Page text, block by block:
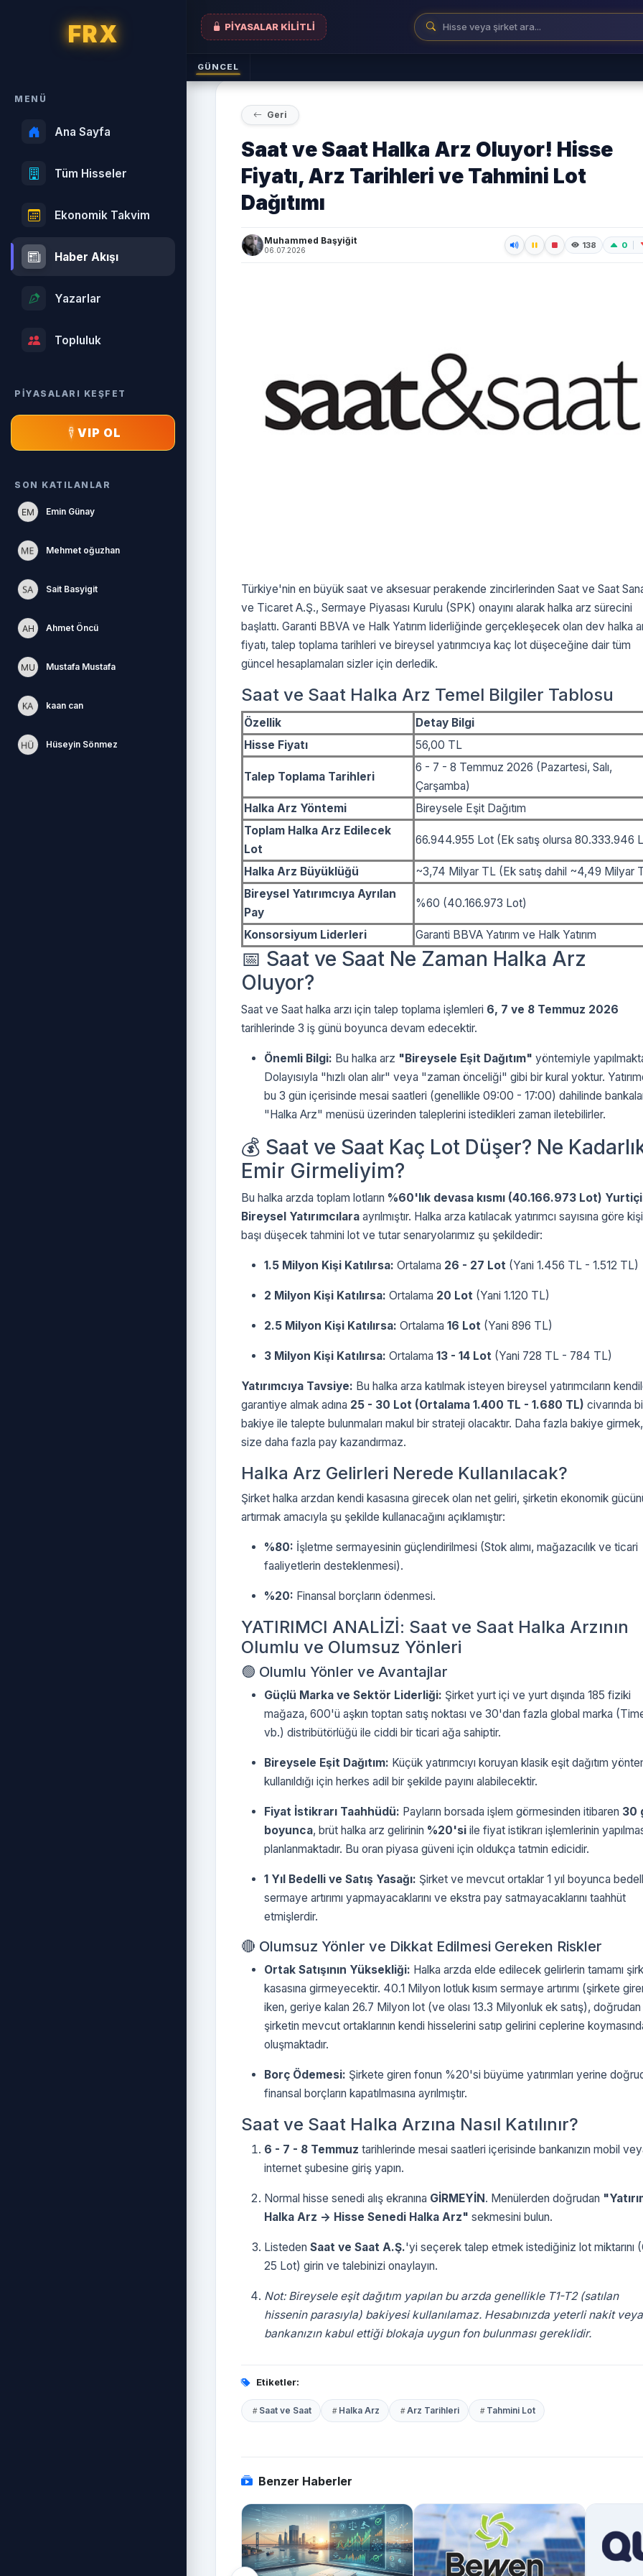
PİYASALAR KİLİTLİ
GÜNCEL
FRX
MENÜ
Ana Sayfa
Tüm Hisseler
Ekonomik Takvim
Haber Akışı
Yazarlar
Topluluk
PİYASALARI KEŞFET
VIP OL
SON KATILANLAR
Emin Günay
Mehmet oğuzhan
Sait Basyigit
Ahmet Öncü
Mustafa Mustafa
kaan can
Hüseyin Sönmez
Geri
Saat ve Saat Halka Arz Oluyor! Hisse
Fiyatı, Arz Tarihleri ve Tahmini Lot
Dağıtımı
Muhammed Başyiğit
06.07.2026 138 0
Türkiye'nin en büyük saat ve aksesuar perakende zincirlerinden Saat ve Saat
ve Ticaret A.Ş., Sermaye Piyasası Kurulu (SPK) onayını alarak halka arz sürecini
başlattı. Garanti BBVA ve Halk Yatırım liderliğinde gerçekleşecek olan dev halka
fiyatı, talep toplama tarihleri ve bireysel yatırımcıya kaç lot düşeceğine dair tüm
güncel hesaplamaları sizler için derledik.
Saat ve Saat Halka Arz Temel Bilgiler Tablosu
Özellik
Detay Bilgi
Hisse Fiyatı
56,00 TL
Talep Toplama Tarihleri
6 - 7 - 8 Temmuz 2026 (Pazartesi, Salı,
Çarşamba)
Halka Arz Yöntemi
Bireysele Eşit Dağıtım
Toplam Halka Arz Edilecek
Lot
66.944.955 Lot (Ek satış olursa 80.333.946
Halka Arz Büyüklüğü
~3,74 Milyar TL (Ek satış dahil ~4,49 Milyar
Bireysel Yatırımcıya Ayrılan
Pay
%60 (40.166.973 Lot)
Konsorsiyum Liderleri Garanti BBVA Yatırım ve Halk Yatırım
📅 Saat ve Saat Ne Zaman Halka Arz
Oluyor?
Saat ve Saat halka arzı için talep toplama işlemleri 6, 7 ve 8 Temmuz 2026
tarihlerinde 3 iş günü boyunca devam edecektir.
Önemli Bilgi: Bu halka arz "Bireysele Eşit Dağıtım" yöntemiyle
Dolayısıyla "hızlı olan alır" veya "zaman önceliği" gibi bir kural yoktur.
bu 3 gün içerisinde mesai saatleri (genellikle 09:00 - 17:00) dahilinde
"Halka Arz" menüsü üzerinden taleplerini istedikleri zaman iletebilirler.
💰 Saat ve Saat Kaç Lot Düşer? Ne
Emir Girmeliyim?
Bu halka arzda toplam lotların %60'lık devasa kısmı (40.166.973 Lot) Yurtiçi
Bireysel Yatırımcılara ayrılmıştır. Halka arza katılacak yatırımcı sayısına göre kişi
başı düşecek tahmini lot ve tutar senaryolarımız şu şekildedir:
1.5 Milyon Kişi Katılırsa: Ortalama 26 - 27 Lot (Yani 1.456 TL - 1.512 TL)
2 Milyon Kişi Katılırsa: Ortalama 20 Lot (Yani 1.120 TL)
2.5 Milyon Kişi Katılırsa: Ortalama 16 Lot (Yani 896 TL)
3 Milyon Kişi Katılırsa: Ortalama 13 - 14 Lot (Yani 728 TL - 784 TL)
Yatırımcıya Tavsiye: Bu halka arza katılmak isteyen bireysel yatırımcıların
garantiye almak adına 25 - 30 Lot (Ortalama 1.400 TL - 1.680 TL) civarında
bakiye ile talepte bulunmaları makul bir strateji olacaktır. Daha fazla bakiye girmek,
size daha fazla pay kazandırmaz.
Halka Arz Gelirleri Nerede Kullanılacak?
Şirket halka arzdan kendi kasasına girecek olan net geliri, şirketin ekonomik
artırmak amacıyla şu şekilde kullanacağını açıklamıştır:
%80: İşletme sermayesinin güçlendirilmesi (Stok alımı, mağazacılık ve ticari
faaliyetlerin desteklenmesi).
%20: Finansal borçların ödenmesi.
YATIRIMCI ANALİZİ: Saat ve Saat Halka Arzının
Olumlu ve Olumsuz Yönleri
🟢 Olumlu Yönler ve Avantajlar
Güçlü Marka ve Sektör Liderliği: Şirket yurt içi ve yurt dışında 185 fiziki
mağaza, 600'ü aşkın toptan satış noktası ve 30'dan fazla global marka
vb.) distribütörlüğü ile ciddi bir ticari ağa sahiptir.
Bireysele Eşit Dağıtım: Küçük yatırımcıyı koruyan klasik eşit dağıtım
kullanıldığı için herkes adil bir şekilde payını alabilecektir.
Fiyat İstikrarı Taahhüdü: Payların borsada işlem görmesinden itibaren 30
boyunca, brüt halka arz gelirinin %20'si ile fiyat istikrarı işlemlerinin
planlanmaktadır. Bu oran piyasa güveni için oldukça tatmin edicidir.
1 Yıl Bedelli ve Satış Yasağı: Şirket ve mevcut ortaklar 1 yıl boyunca
sermaye artırımı yapmayacaklarını ve ekstra pay satmayacaklarını taahhüt
etmişlerdir.
🔴 Olumsuz Yönler ve Dikkat Edilmesi Gereken Riskler
Ortak Satışının Yüksekliği: Halka arzda elde edilecek gelirlerin tamamı
kasasına girmeyecektir. 40.1 Milyon lotluk kısım sermaye artırımı (şirkete
iken, geriye kalan 26.7 Milyon lot (ve olası 13.3 Milyonluk ek satış), doğrudan
şirketin mevcut ortaklarının kendi hisselerini satıp gelirini ceplerine
oluşmaktadır.
Borç Ödemesi: Şirkete giren fonun %20'si büyüme yatırımları yerine
finansal borçların kapatılmasına ayrılmıştır.
Saat ve Saat Halka Arzına Nasıl Katılınır?
6 - 7 - 8 Temmuz tarihlerinde mesai saatleri içerisinde bankanızın mobil
internet şubesine giriş yapın.
Normal hisse senedi alış ekranına GİRMEYİN. Menülerden doğrudan
Halka Arz -> Hisse Senedi Halka Arz" sekmesini bulun.
Listeden Saat ve Saat A.Ş.'yi seçerek talep etmek istediğiniz lot miktarını
25 Lot) girin ve talebinizi onaylayın.
Not: Bireysele eşit dağıtım yapılan bu arzda genellikle T1-T2 (satılan
hissenin parasıyla) bakiyesi kullanılamaz. Hesabınızda yeterli nakit veya
bankanızın kabul ettiği blokaja uygun fon bulunması gereklidir.
Etiketler:
Saat ve Saat Halka Arz Arz Tarihleri Tahmini Lot
Benzer Haberler